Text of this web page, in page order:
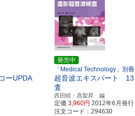
ーUPDA
発売中
「Medical Technology」別冊
超音波エキスパート 13
査
西田睦・髙梨昇 編
定価3,960円 2012年6月発行
注文コード：294630